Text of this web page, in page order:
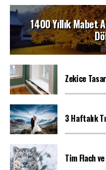
1400 Yıllık Mabet
Zekice
3 Haftalık
Tim Flach